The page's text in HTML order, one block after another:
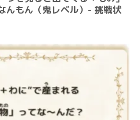
んもん（鬼レベル）- 挑戦状